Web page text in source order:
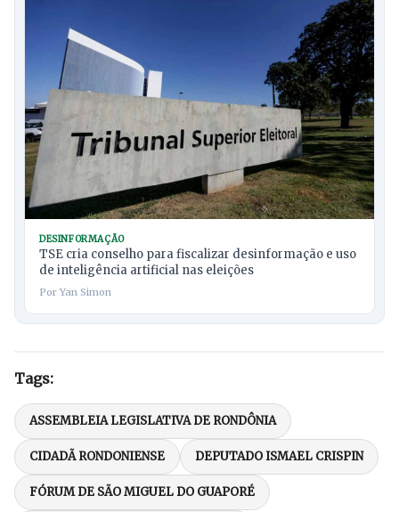
DESINFORMAÇÃO
TSE cria conselho para fiscalizar desinformação e uso
de inteligência artificial nas eleições
Por Yan Simon
Tags:
ASSEMBLEIA LEGISLATIVA DE RONDÔNIA
CIDADÃ RONDONIENSE DEPUTADO ISMAEL CRISPIN
FÓRUM DE SÃO MIGUEL DO GUAPORÉ